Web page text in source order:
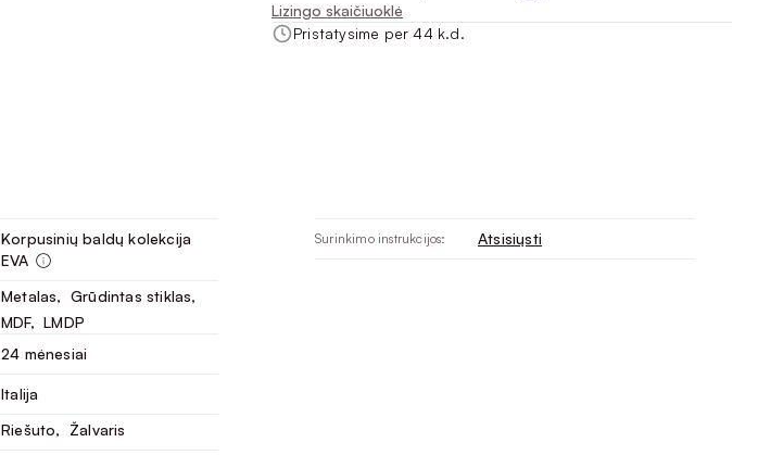
Lizingo skaičiuoklė
Pristatysime per 44 k.d.
Korpusinių baldų kolekcija
EVA
Metalas, Grūdintas stiklas,
MDF, LMDP
24 mėnesiai
Italija
Riešuto, Žalvaris
Surinkimo instrukcijos: Atsisiųsti